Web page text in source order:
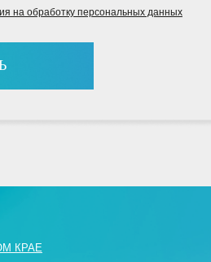
PROSHIN PRODUCTION